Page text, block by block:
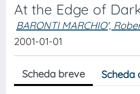
At the Edge of
BARONTI MARCHIO',
2001-01-01
Scheda breve Scheda